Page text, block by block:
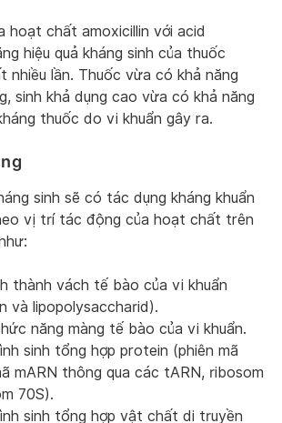
hoạt chất amoxicillin với acid
hiệu quả kháng sinh của thuốc
nhiều lần. Thuốc vừa có khả năng
sinh khả dụng cao vừa có khả năng
thuốc do vi khuẩn gây ra.
sinh sẽ có tác dụng kháng khuẩn
vị trí tác động của hoạt chất trên
thành vách tế bào của vi khuẩn
và lipopolysaccharid).
năng màng tế bào của vi khuẩn.
sinh tổng hợp protein (phiên mã
mARN thông qua các tARN, ribosom
70S).
sinh tổng hợp vật chất di truyền